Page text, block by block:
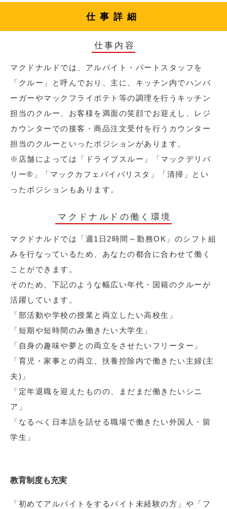
仕事詳細
仕事内容
マクドナルドでは、アルバイト・パートスタッフを
「クルー」と呼んでおり、主に、キッチン内でハンバ
ーガーやマックフライポテト等の調理を行うキッチン
担当のクルー、お客様を満面の笑顔でお迎えし、レジ
カウンターでの接客・商品注文受付を行うカウンター
担当のクルーといったポジションがあります。
※店舗によっては「ドライブスルー」「マックデリバ
リー®︎」「マックカフェバイバリスタ」「清掃」とい
ったポジションもあります。
マクドナルドの働く環境
マクドナルドでは「週1日2時間～勤務OK」のシフト組
みを行なっているため、あなたの都合に合わせて働く
ことができます。
そのため、下記のような幅広い年代・国籍のクルーが
活躍しています。
「部活動や学校の授業と両立したい高校生」
「短期や短時間のみ働きたい大学生」
「自身の趣味や夢との両立をさせたいフリーター」
「育児・家事との両立、扶養控除内で働きたい主婦(主
夫)」
「定年退職を迎えたものの、まだまだ働きたいシニ
ア」
「なるべく日本語を話せる職場で働きたい外国人・留
学生」
教育制度も充実
「初めてアルバイトをするバイト未経験の方」や「フ